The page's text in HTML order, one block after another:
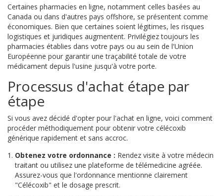
Certaines pharmacies en ligne, notamment celles basées au
Canada ou dans d'autres pays offshore, se présentent comme
économiques. Bien que certaines soient légitimes, les risques
logistiques et juridiques augmentent. Privilégiez toujours les
pharmacies établies dans votre pays ou au sein de l'Union
Européenne pour garantir une traçabilité totale de votre
médicament depuis l'usine jusqu'à votre porte.
Processus d'achat étape par
étape
Si vous avez décidé d'opter pour l'achat en ligne, voici comment
procéder méthodiquement pour obtenir votre célécoxib
générique rapidement et sans accroc.
Obtenez votre ordonnance : Rendez visite à votre médecin
traitant ou utilisez une plateforme de télémedicine agréée.
Assurez-vous que l'ordonnance mentionne clairement
"Célécoxib" et le dosage prescrit.